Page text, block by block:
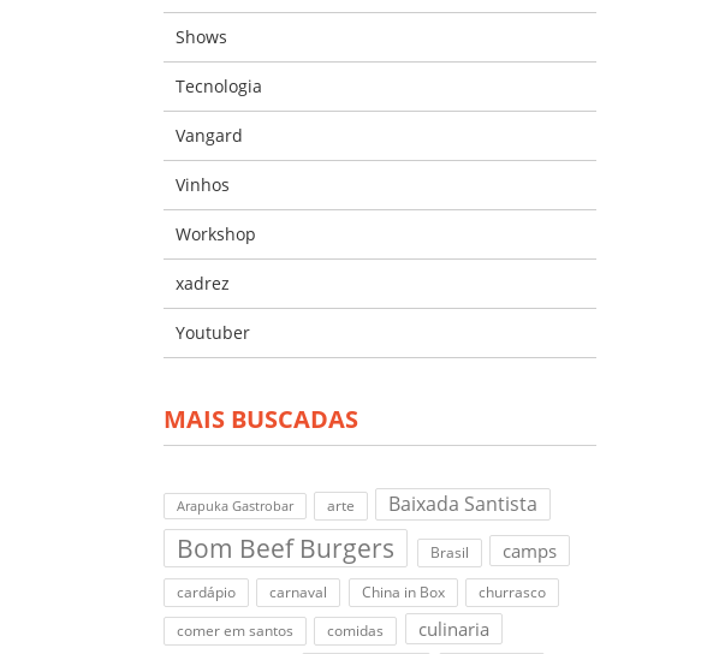
Shows
Tecnologia
Vangard
Vinhos
Workshop
xadrez
Youtuber
MAIS BUSCADAS
Arapuka Gastrobar arte Baixada Santista
Bom Beef Burgers Brasil camps
cardápio carnaval China in Box
churrasco
comer em santos
comidas culinaria